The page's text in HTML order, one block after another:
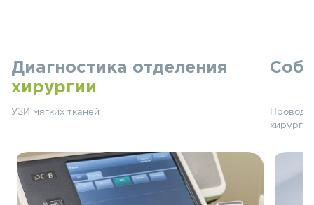
Диагностика отделения
хирургии
УЗИ мягких тканей